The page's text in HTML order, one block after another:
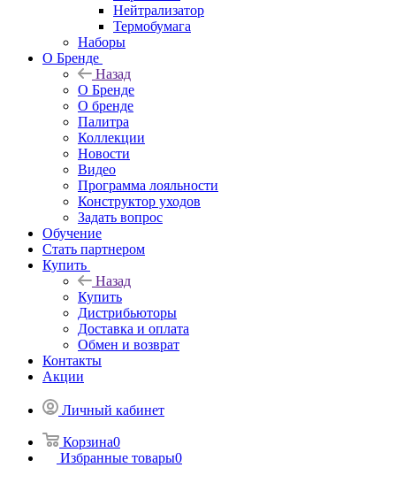
Нейтрализатор
Термобумага
Наборы
О Бренде
Назад
О Бренде
О бренде
Палитра
Коллекции
Новости
Видео
Программа лояльности
Конструктор уходов
Задать вопрос
Обучение
Стать партнером
Купить
Назад
Купить
Дистрибьюторы
Доставка и оплата
Обмен и возврат
Контакты
Акции
Личный кабинет
Корзина0
Избранные товары0